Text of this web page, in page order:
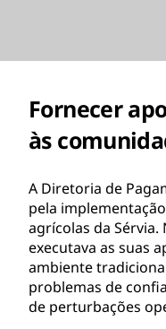
Fornecer
às
A Diretoria de
pela
agrícolas da
executava as suas
ambiente
problemas de
de perturbações